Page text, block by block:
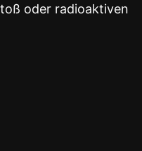
oder radioaktiven